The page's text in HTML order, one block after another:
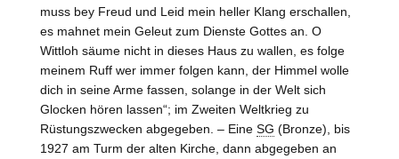
muss bey Freud und Leid mein heller Klang erschallen,
es mahnet mein Geleut zum Dienste Gottes an. O
Wittloh säume nicht in dieses Haus zu wallen, es folge
meinem Ruff wer immer folgen kann, der Himmel wolle
dich in seine Arme fassen, solange in der Welt sich
Glocken hören lassen“; im Zweiten Weltkrieg zu
Rüstungszwecken abgegeben. – Eine SG (Bronze), bis
1927 am Turm der alten Kirche, dann abgegeben an